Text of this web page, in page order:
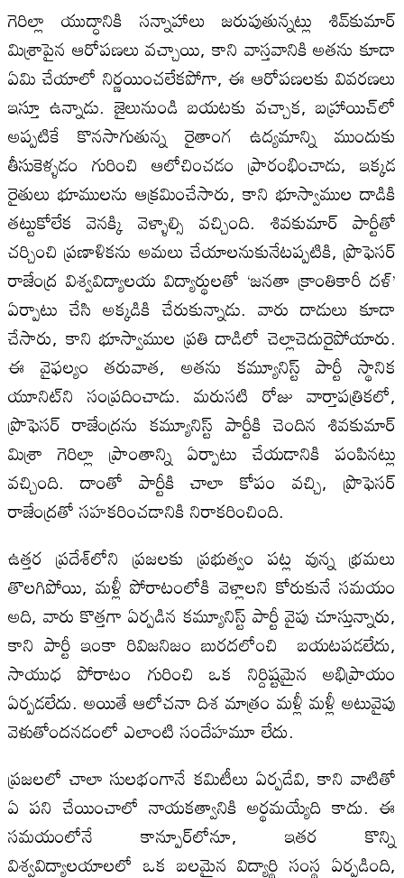
గెరిల్లా యుద్ధానికి సన్నాహాలు జరుపుతున్నట్లు శివ్‌కుమార్
మిశ్రాపైన ఆరోపణలు వచ్చాయి, కాని వాస్తవానికి అతను కూడా
ఏమి చేయాలో నిర్ణయించలేకపోగా, ఈ ఆరోపణలకు వివరణలు
ఇస్తూ ఉన్నాడు. జైలునుండి బయటకు వచ్చాక, బహ్రాయిచ్‌లో
అప్పటికే కొనసాగుతున్న రైతాంగ ఉద్యమాన్ని ముందుకు
తీసుకెళ్ళడం గురించి ఆలోచించడం ప్రారంభించాడు, ఇక్కడ
రైతులు భూములను ఆక్రమించేసారు, కాని భూస్వాముల దాడికి
తట్టుకోలేక వెనక్కి వెళ్ళాల్సి వచ్చింది. శివకుమార్ పార్టీతో
చర్చించి ప్రణాళికను అమలు చేయాలనుకునేటప్పటికి, ప్రొఫెసర్
రాజేంద్ర విశ్వవిద్యాలయ విద్యార్థులతో ‘జనతా క్రాంతికారీ దళ్’
ఏర్పాటు చేసి అక్కడికి చేరుకున్నాడు. వారు దాడులు కూడా
చేసారు, కాని భూస్వాముల ప్రతి దాడిలో చెల్లాచెదురైపోయారు.
ఈ వైఫల్యం తరువాత, అతను కమ్యూనిస్ట్ పార్టీ స్థానిక
యూనిట్‌ని సంప్రదించాడు. మరుసటి రోజు వార్తాపత్రికలో,
ప్రొఫెసర్ రాజేంద్రను కమ్యూనిస్ట్ పార్టీకి చెందిన శివకుమార్
మిశ్రా గెరిల్లా ప్రాంతాన్ని ఏర్పాటు చేయడానికి పంపినట్లు
వచ్చింది. దాంతో పార్టీకి చాలా కోపం వచ్చి, ప్రొఫెసర్
రాజేంద్రతో సహకరించడానికి నిరాకరించింది.
ఉత్తర ప్రదేశ్‌లోని ప్రజలకు ప్రభుత్వం పట్ల వున్న భ్రమలు
తొలగిపోయి, మళ్లీ పోరాటంలోకి వెళ్లాలని కోరుకునే సమయం
అది, వారు కొత్తగా ఏర్పడిన కమ్యూనిస్ట్ పార్టీ వైపు చూస్తున్నారు,
కాని పార్టీ ఇంకా రివిజనిజం బురదలోంచి బయటపడలేదు,
సాయుధ పోరాటం గురించి ఒక నిర్దిష్టమైన అభిప్రాయం
ఏర్పడలేదు. అయితే ఆలోచనా దిశ మాత్రం మళ్లీ మళ్లీ అటువైపు
వెళుతోందనడంలో ఎలాంటి సందేహమూ లేదు.
ప్రజలలో చాలా సులభంగానే కమిటీలు ఏర్పడేవి, కాని వాటితో
ఏ పని చేయించాలో నాయకత్వానికి అర్థమయ్యేది కాదు. ఈ
సమయంలోనే కాన్పూర్‌లోనూ, ఇతర కొన్ని
విశ్వవిద్యాలయాలలో ఒక బలమైన విద్యార్థి సంస్థ ఏర్పడింది,